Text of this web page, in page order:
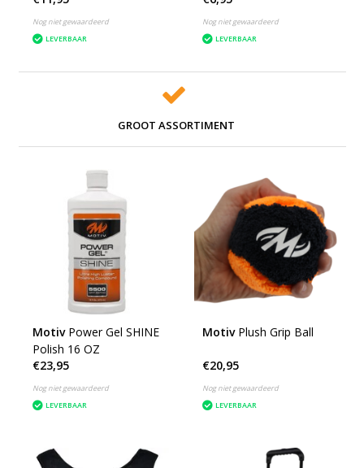
Nog niet gewaardeerd
LEVERBAAR
Nog niet gewaardeerd
LEVERBAAR
GROOT ASSORTIMENT
Motiv Power Gel SHINE
Polish 16 OZ
€23,95
Nog niet gewaardeerd
LEVERBAAR
Motiv Plush Grip Ball
€20,95
Nog niet gewaardeerd
LEVERBAAR